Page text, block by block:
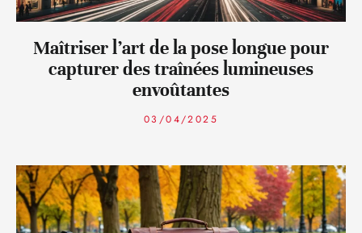
Maîtriser l’art de la pose longue pour
capturer des traînées lumineuses
envoûtantes
03/04/2025